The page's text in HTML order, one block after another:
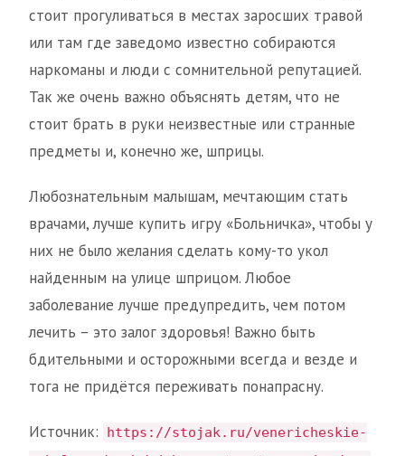
стоит прогуливаться в местах заросших травой
или там где заведомо известно собираются
наркоманы и люди с сомнительной репутацией.
Так же очень важно объяснять детям, что не
стоит брать в руки неизвестные или странные
предметы и, конечно же, шприцы.
Любознательным малышам, мечтающим стать
врачами, лучше купить игру «Больничка», чтобы у
них не было желания сделать кому-то укол
найденным на улице шприцом. Любое
заболевание лучше предупредить, чем потом
лечить – это залог здоровья! Важно быть
бдительными и осторожными всегда и везде и
тога не придётся переживать понапрасну.
Источник:
https://stojak.ru/venericheskie-